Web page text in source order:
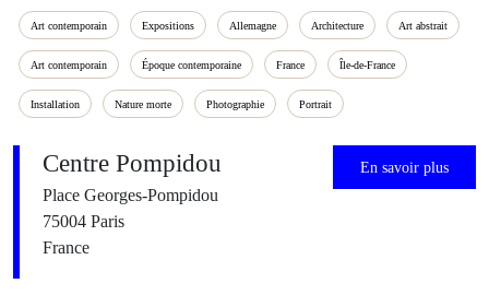
Art contemporain Expositions Allemagne Architecture Art abstrait
Art contemporain Époque contemporaine France Île-de-France
Installation Nature morte Photographie Portrait
Centre Pompidou
Place Georges-Pompidou
75004 Paris
France
En savoir plus